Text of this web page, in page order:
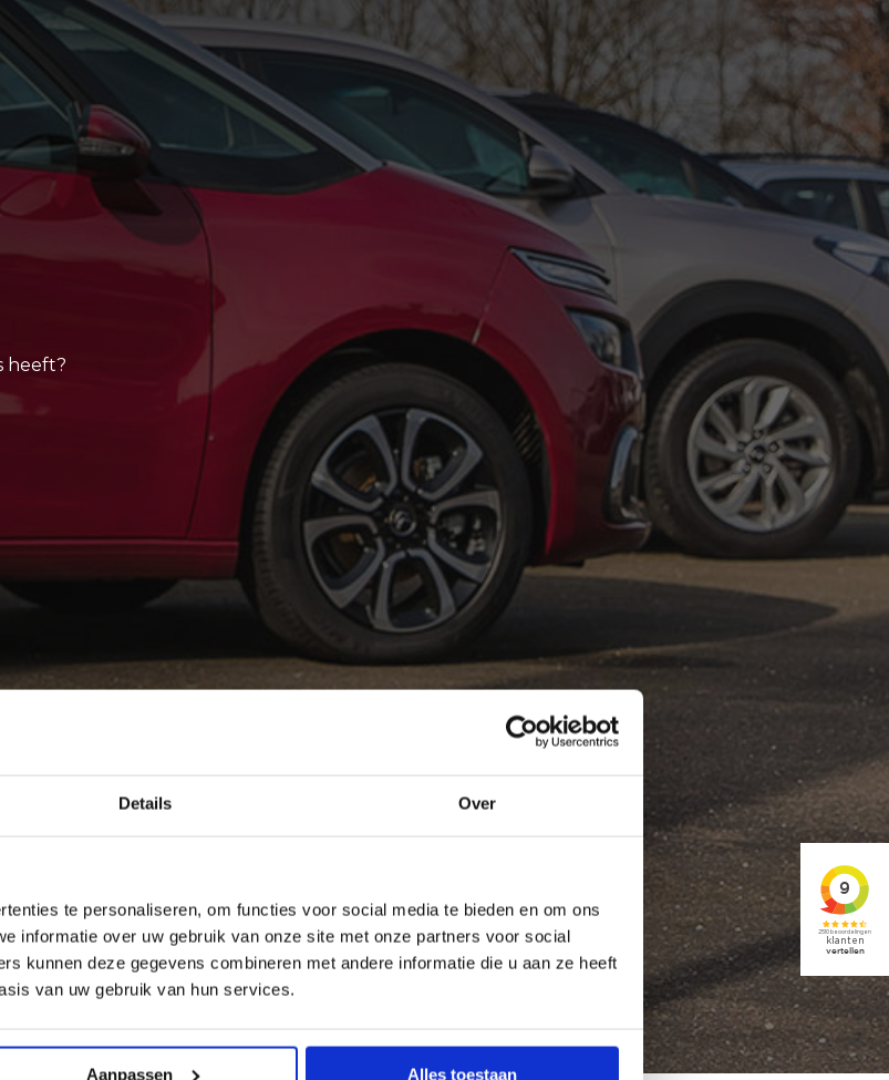
Details Over
te personaliseren, om functies voor social media te bieden en om ons
informatie over uw gebruik van onze site met onze partners voor social
kunnen deze gegevens combineren met andere informatie die u aan ze heeft
van uw gebruik van hun services.
Aanpassen Alles toestaan
heeft?